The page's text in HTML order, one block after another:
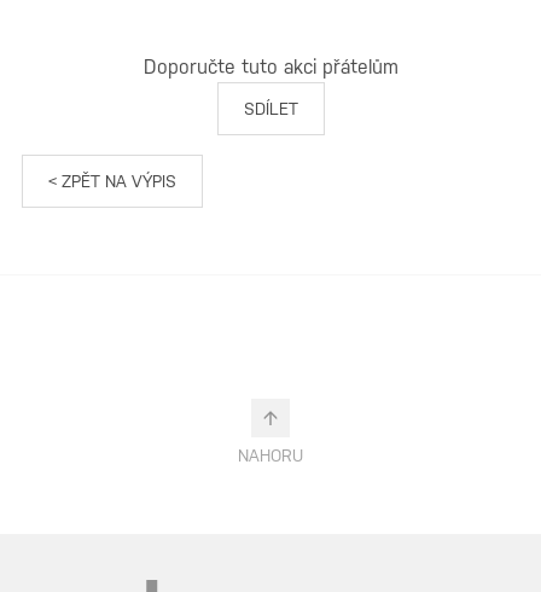
Doporučte tuto akci přátelům
SDÍLET
< ZPĚT NA VÝPIS
NAHORU